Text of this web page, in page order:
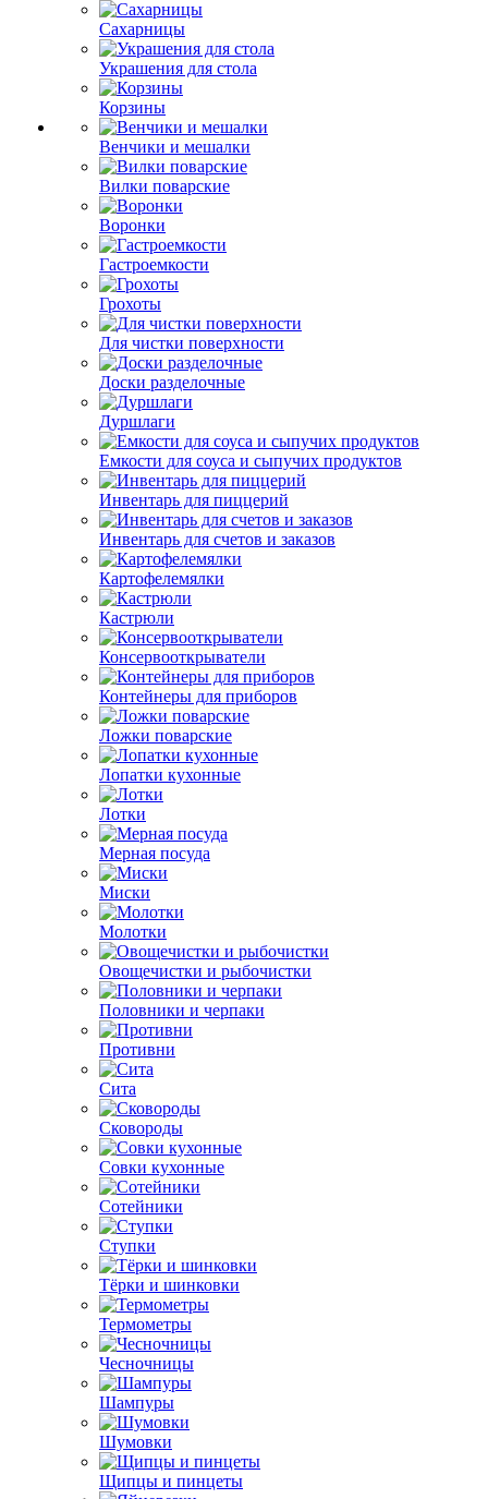
Сахарницы
Украшения для стола
Корзины
Венчики и мешалки
Вилки поварские
Воронки
Гастроемкости
Грохоты
Для чистки поверхности
Доски разделочные
Дуршлаги
Емкости для соуса и сыпучих продуктов
Инвентарь для пиццерий
Инвентарь для счетов и заказов
Картофелемялки
Кастрюли
Консервооткрыватели
Контейнеры для приборов
Ложки поварские
Лопатки кухонные
Лотки
Мерная посуда
Миски
Молотки
Овощечистки и рыбочистки
Половники и черпаки
Противни
Сита
Сковороды
Совки кухонные
Сотейники
Ступки
Тёрки и шинковки
Термометры
Чесночницы
Шампуры
Шумовки
Щипцы и пинцеты